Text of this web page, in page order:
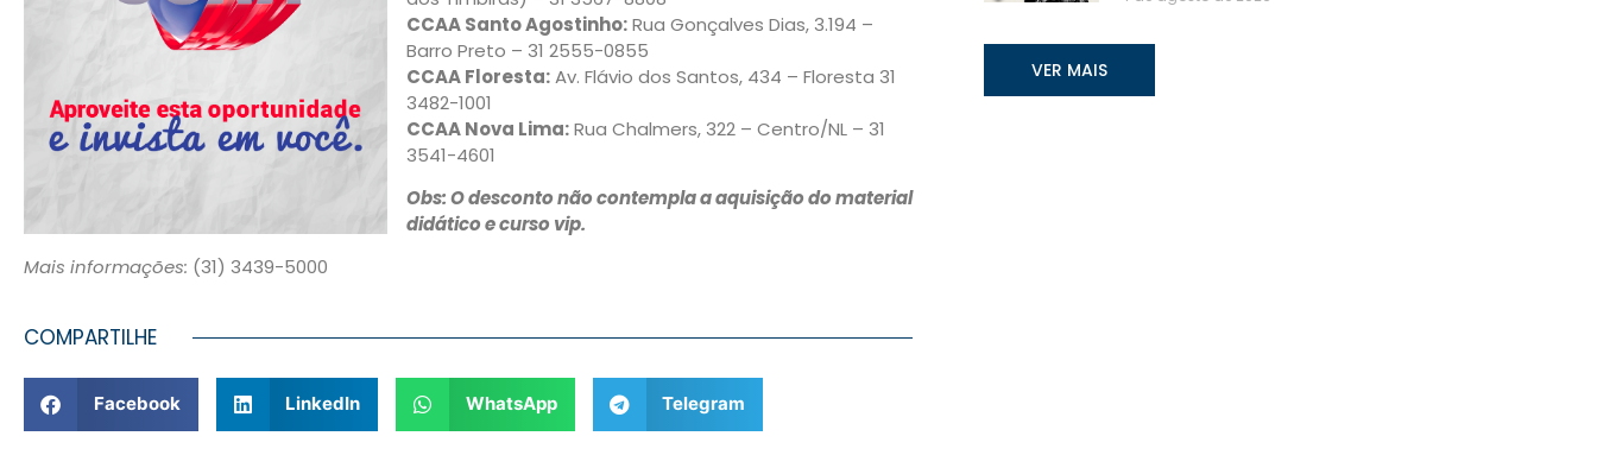
CCAA Santo Agostinho:Rua Gonçalves Dias, 3.194 –
Barro Preto – 31 2555-0855
CCAA Floresta:Av. Flávio dos Santos, 434 – Floresta 31
3482-1001
CCAA Nova Lima:Rua Chalmers, 322 – Centro/NL – 31
3541-4601
Obs: O desconto não contempla a aquisição do material
didático e curso vip.
Mais informações: (31) 3439-5000
COMPARTILHE
Facebook LinkedIn WhatsApp Telegram
VER MAIS